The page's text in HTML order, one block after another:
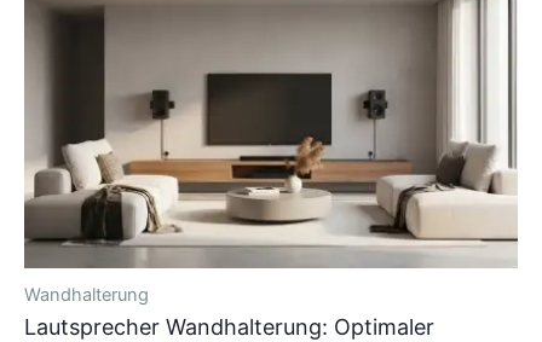
Wandhalterung
Lautsprecher Wandhalterung: Optimaler